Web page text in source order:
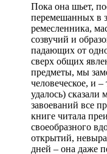
Пока она шьет,
перемешанных в
ремесленника,
созвучий и
падающих от
сверх общих
предметы, мы
человеческое, и
удалось)
завоеваний все
книге читала
своеобразного
открытий,
дней – она даже